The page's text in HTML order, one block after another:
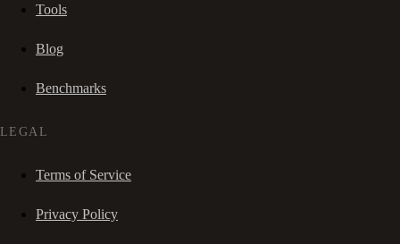
Tools
Blog
Benchmarks
LEGAL
Terms of Service
Privacy Policy